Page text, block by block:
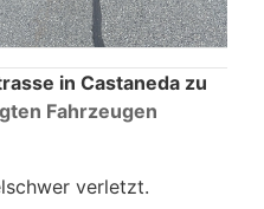
in Castaneda zu
Fahrzeugen
verletzt.